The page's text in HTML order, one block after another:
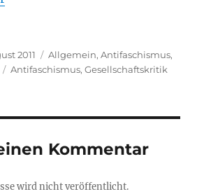
2011 Kategorien
Allgemein,Antifaschismus,
Schlagwörter
Antifaschismus,Gesellschaftskritik
Kommentar
wird nicht veröffentlicht.